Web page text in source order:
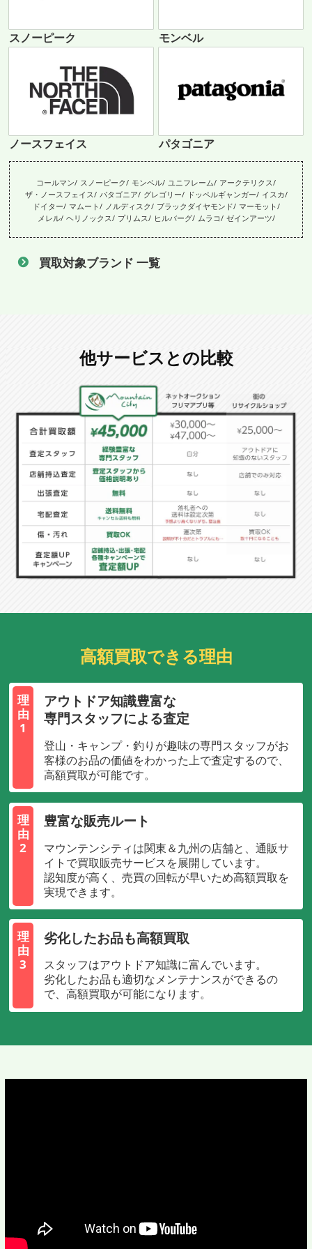
スノーピーク モンベル
ノースフェイス パタゴニア
コールマン スノーピーク モンベル ユニフレーム
アークテリクス
ザ・ノースフェイス パタゴニア グレゴリー ドッペルギャンガー
イスカ
ドイター
マムート ノルディスク ブラックダイヤモンド
マーモット
メレル ヘリノックス プリムス ヒルバーグ ムラコ ゼインアーツ
買取対象ブランド 一覧
他サービスとの比較
高額買取できる理由
理
由
1
アウトドア知識豊富な
専門スタッフによる査定
登山・キャンプ・釣りが趣味の専門スタッフがお
客様のお品の価値をわかった上で査定するので、
高額買取が可能です。
理
由
2
豊富な販売ルート
マウンテンシティは関東＆九州の店舗と、通販サ
イトで買取販売サービスを展開しています。
認知度が高く、売買の回転が早いため高額買取を
実現できます。
理
由
3
劣化したお品も高額買取
スタッフはアウトドア知識に富んでいます。
劣化したお品も適切なメンテナンスができるの
で、高額買取が可能になります。